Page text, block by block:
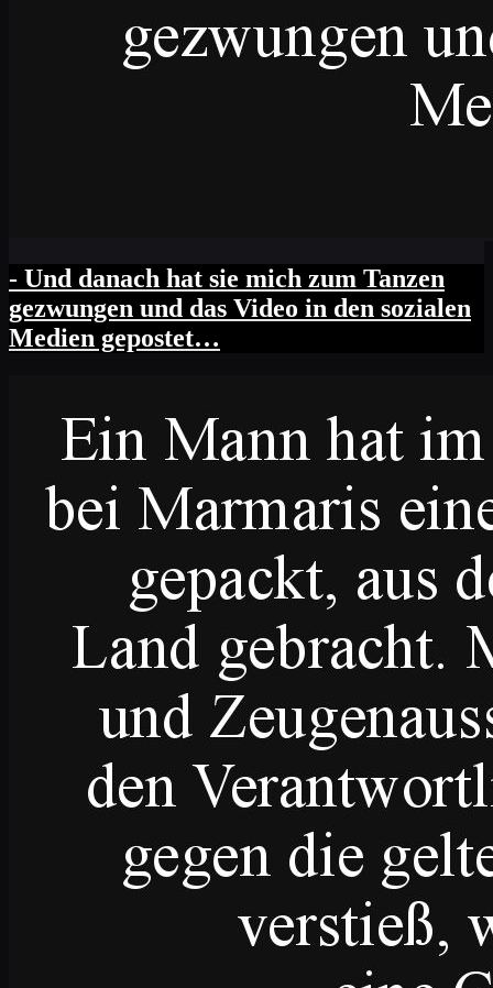
- Und danach hat sie mich zum Tanzen
gezwungen und das Video in den sozialen
Medien gepostet…